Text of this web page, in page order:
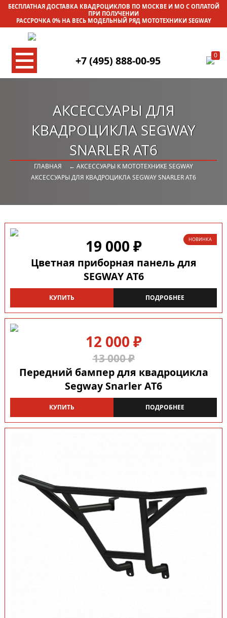
БЕСПЛАТНАЯ ДОСТАВКА КВАДРОЦИКЛОВ ПО МОСКВЕ И МО С ОПЛАТОЙ
ПРИ ПОЛУЧЕНИИ
РАССРОЧКА 0% НА ВЕСЬ МОДЕЛЬНЫЙ РЯД МОТОТЕХНИКИ SEGWAY
+7 (495) 888-00-95 0
АКСЕССУАРЫ ДЛЯ
КВАДРОЦИКЛА SEGWAY
SNARLER AT6
ГЛАВНАЯ
← АКСЕССУАРЫ К МОТОТЕХНИКЕ SEGWAY
АКСЕССУАРЫ ДЛЯ КВАДРОЦИКЛА SEGWAY SNARLER AT6
НОВИНКА
19 000 ₽
Цветная приборная панель для
SEGWAY AT6
КУПИТЬ ПОДРОБНЕЕ
12 000 ₽
13 000 ₽
Передний бампер для квадроцикла
Segway Snarler AT6
КУПИТЬ ПОДРОБНЕЕ